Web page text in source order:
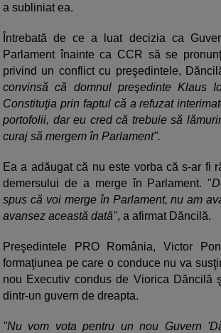
a subliniat ea.
Întrebată de ce a luat decizia ca
Parlament înainte ca CCR să se
privind un conflict cu preşedintele,
convinsă că domnul preşedinte Klaus
Constituţia prin faptul că a refuzat
portofolii, dar eu cred că trebuie să
curaj să mergem în Parlament".
Ea a adăugat că nu este vorba că s-ar fi
demersului de a merge în Parlament. "
spus că voi merge în Parlament, nu am
avansez această dată", a afirmat Dăncilă.
Preşedintele PRO România, Victor
formaţiunea pe care o conduce nu va
nou Executiv condus de Viorica Dăncilă
dintr-un guvern de dreapta.
"Nu vom vota pentru un nou Guvern